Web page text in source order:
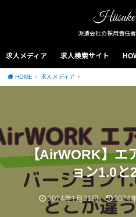
派遣会社の採用責任
求人メディア 求人検索サイト
HOME 求人メディア
【AirWORK】エ
ョン1.0と
2024年1月31日 2024